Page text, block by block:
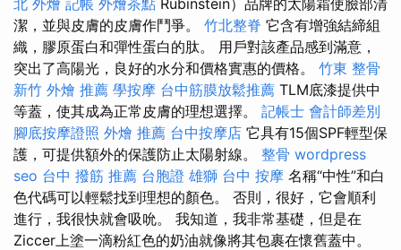
北 外燴 記帳 外燴茶點 Rubinstein）品牌的太陽霜使臉部清
潔，並與皮膚的皮膚作鬥爭。 竹北整脊 它含有增強結締組
織，膠原蛋白和彈性蛋白的肽。 用戶對該產品感到滿意，
突出了高陽光，良好的水分和價格實惠的價格。 竹東 整骨
新竹 外燴 推薦 學按摩 台中筋膜放鬆推薦 TLM底漆提供中
等蓋，使其成為正常皮膚的理想選擇。 記帳士 會計師差別
腳底按摩證照 外燴 推薦 台中按摩店 它具有15個SPF輕型保
護，可提供額外的保護防止太陽射線。 整骨 wordpress
seo 台中 撥筋 推薦 台胞證 雄獅 台中 按摩 名稱“中性”和白
色代碼可以輕鬆找到理想的顏色。 否則，很好，它會順利
進行，我很快就會吸吮。 我知道，我非常基礎，但是在
Ziccer上塗一滴粉紅色的奶油就像將其包裹在懷舊蓋中。